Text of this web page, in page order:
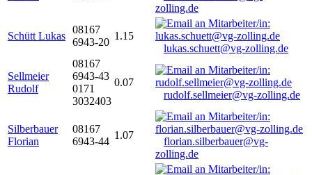
zolling.de
Schütt Lukas
08167
6943-20
1.15
lukas.schuett@vg-zolling.de
Sellmeier
Rudolf
08167
6943-43
0171
3032403
0.07
rudolf.sellmeier@vg-zolling.de
Silberbauer
Florian
08167
6943-44
1.07
florian.silberbauer@vg-
zolling.de